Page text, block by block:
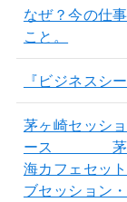
なぜ？今の仕
こと。
『ビジネスシ
茅ヶ崎セッシ
ース 茅ヶ崎
海カフェセット
ブセッション